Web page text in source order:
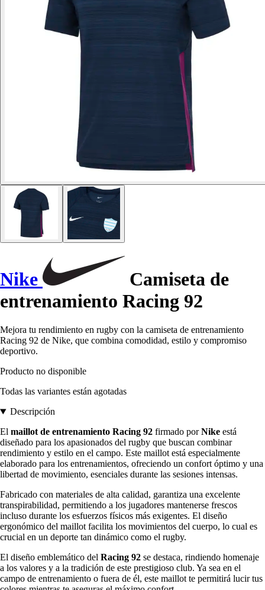
Nike
Camiseta de
entrenamiento Racing 92
Mejora tu rendimiento en rugby con la camiseta de entrenamiento
Racing 92 de Nike, que combina comodidad, estilo y compromiso
deportivo.
Producto no disponible
Todas las variantes están agotadas
Descripción
El maillot de entrenamiento Racing 92 firmado porNike está
diseñado para los apasionados del rugby que buscan combinar
rendimiento y estilo en el campo. Este maillot está especialmente
elaborado para los entrenamientos, ofreciendo un confort óptimo y una
libertad de movimiento, esenciales durante las sesiones intensas.
Fabricado con materiales de alta calidad, garantiza una excelente
transpirabilidad, permitiendo a los jugadores mantenerse frescos
incluso durante los esfuerzos físicos más exigentes. El diseño
ergonómico del maillot facilita los movimientos del cuerpo, lo cual es
crucial en un deporte tan dinámico como el rugby.
El diseño emblemático del Racing 92 se destaca, rindiendo homenaje
a los valores y a la tradición de este prestigioso club. Ya sea en el
campo de entrenamiento o fuera de él, este maillot te permitirá lucir tus